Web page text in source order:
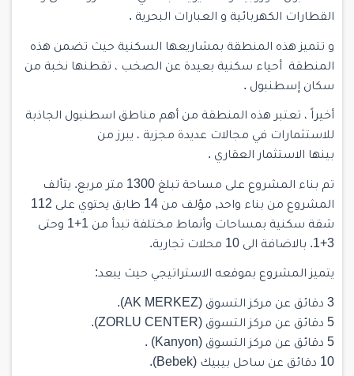
القطارات الكهربائية و العبارات البحرية .
و تتميز هذه المنطقة بمشاريعها السكنية حيث تضمن هذه
المنطقة أحياء سكنية بعيدة عن الصخب ، تقطنها نخبة من
سكان إسطنبول .
أخيراً ، تعتبر هذه المنطقة من أهم مناطق اسطنبول الجاذبة
للاستثمارات في مجالات عديدة مجزية ، يبرز من
بينها الاستثمار العقاري .
تم بناء المشروع على مساحة تبلغ 1300 متر مربع. يتألف
المشروع من بناء واحد, مؤلف من 14 طابق يحتوي على 112
شقة سكنية بمساحات وأنماط مختلفة تبدأ من 1+1 وحتى
3+1. بالاضافة الى 10 محلات تجارية.
يتميز المشروع بموقعه الاستراتيجي حيث يبعد:
3 دقائق عن مركز التسوق (AK MERKEZ).
5 دقائق عن مركز التسوق (ZORLU CENTER).
5 دقائق عن مركز التسوق (Kanyon) .
10 دقائق عن ساحل بيبيك (Bebek).